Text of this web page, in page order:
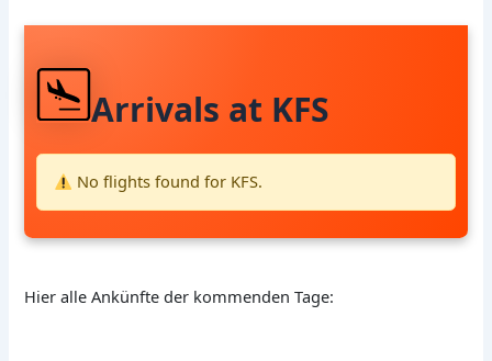
Arrivals at KFS
No flights found for KFS.
Hier alle Ankünfte der kommenden Tage: